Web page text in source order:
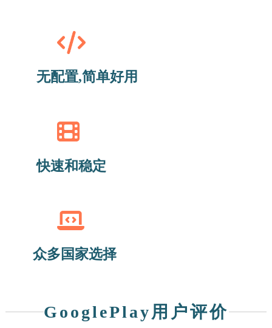
无配置,简单好用
快速和稳定
众多国家选择
GooglePlay用户评价